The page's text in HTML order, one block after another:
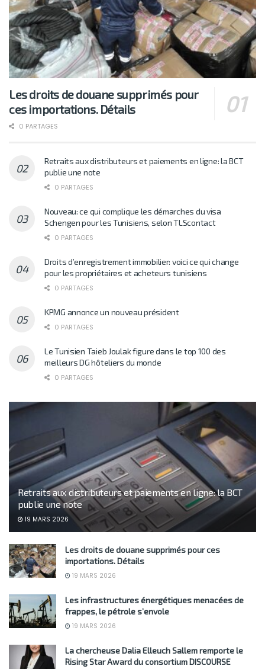
Les droits de douane supprimés pour
ces importations. Détails
0 PARTAGES
Retraits aux distributeurs et paiements en ligne: la BCT
publie une note
0 PARTAGES
Nouveau: ce qui complique les démarches du visa
Schengen pour les Tunisiens, selon TLScontact
0 PARTAGES
Droits d’enregistrement immobilier: voici ce qui change
pour les propriétaires et acheteurs tunisiens
0 PARTAGES
KPMG annonce un nouveau président
0 PARTAGES
Le Tunisien Taieb Joulak figure dans le top 100 des
meilleurs DG hôteliers du monde
0 PARTAGES
Retraits aux distributeurs et paiements en ligne: la BCT
publie une note
19 MARS 2026
Les droits de douane supprimés pour ces
importations. Détails
19 MARS 2026
Les infrastructures énergétiques menacées de
frappes, le pétrole s’envole
19 MARS 2026
La chercheuse Dalia Elleuch Sallem remporte le
Rising Star Award du consortium DISCOURSE